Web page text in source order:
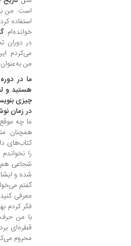
است. من
استفاده
خوانده‌ام.
در دوران
می‌کردم.
من
ما در
هستید و
چیزی
در زمان
ما چه
همچنان
کتاب‌های
را
شجاعی
شده و
گفتم
معرفی
فکر کردم
با من
قطره‌ای
محروم